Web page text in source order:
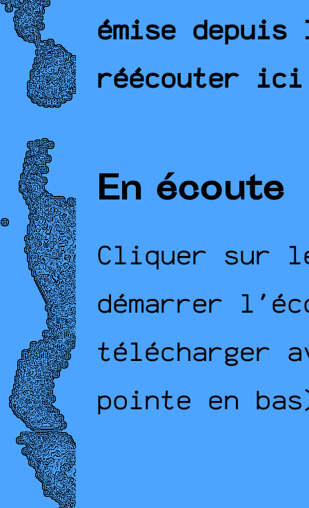
émise
réécouter ici
En écoute
Cliquer sur
démarrer
télécharger
pointe en